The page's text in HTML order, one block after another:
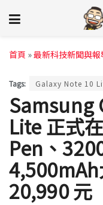
首頁 »最新科技新聞與報
Tags: Galaxy Note 10
Samsung
Lite 正式
Pen、
20,990 元